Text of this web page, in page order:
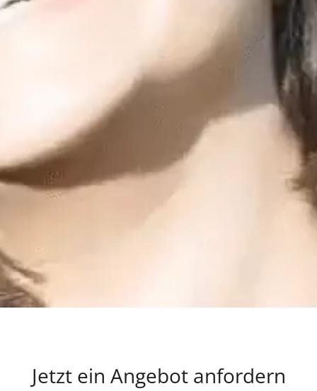
Jetzt ein Angebot anfordern